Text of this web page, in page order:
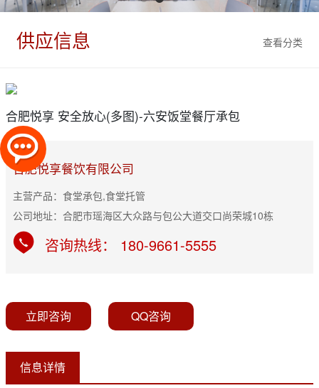
查看分类
供应信息
合肥悦享 安全放心(多图)-六安饭堂餐厅承包
合肥悦享餐饮有限公司
主营产品：食堂承包,食堂托管
公司地址：合肥市瑶海区大众路与包公大道交口尚荣城10栋
咨询热线： 180-9661-5555
立即咨询 QQ咨询
信息详情